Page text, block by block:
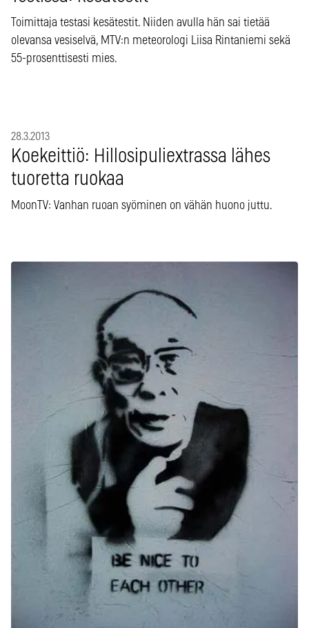
Toimittaja testasi kesätestit. Niiden avulla hän sai tietää
olevansa vesiselvä, MTV:n meteorologi Liisa Rintaniemi sekä
55-prosenttisesti mies.
28.3.2013
Koekeittiö: Hillosipuliextrassa lähes
tuoretta ruokaa
MoonTV: Vanhan ruoan syöminen on vähän huono juttu.